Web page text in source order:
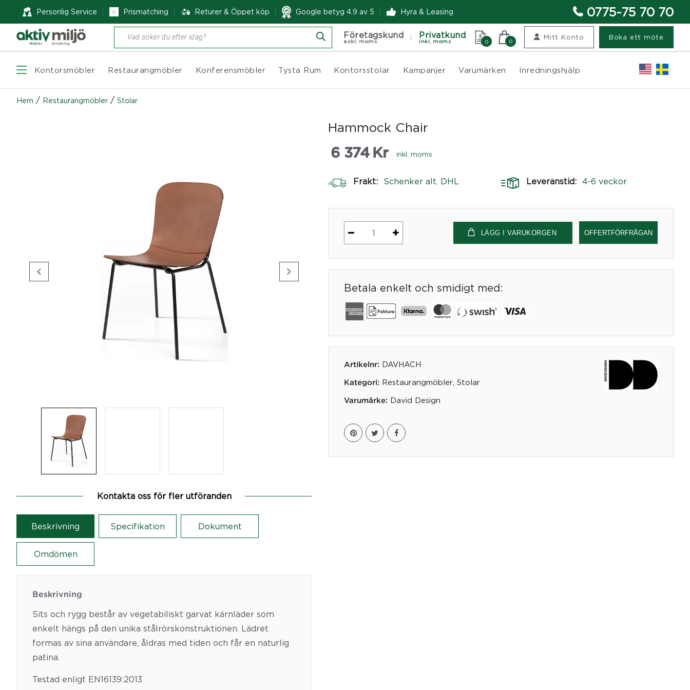
Personlig Service Prismatching Returer & Öppet köp Google betyg 4.9 av 5 Hyra & Leasing 0775-75 70 70
Produktsökning Företagskund
exkl. moms
Privatkund
inkl. moms 0 0
Mitt Konto Boka ett möte
Kontorsmöbler Restaurangmöbler Konferensmöbler Tysta Rum Kontorsstolar Kampanjer Varumärken Inredningshjälp
Hem / Restaurangmöbler / Stolar
Kontakta oss för fler utföranden
Beskrivning Specifikation Dokument
Omdömen
Beskrivning
Sits och rygg består av vegetabiliskt garvat kärnläder som
enkelt hängs på den unika stålrörskonstruktionen. Lädret
formas av sina användare, åldras med tiden och får en naturlig
patina.
Testad enligt EN16139:2013
Hammock Chair
6 374 Kr inkl. moms
Frakt: Schenker alt. DHL Leveranstid: 4-6 veckor
Hammock
LÄGG I VARUKORGEN OFFERTFÖRFRÅGAN
Betala enkelt och smidigt med:
Artikelnr: DAVHACH
Kategori: Restaurangmöbler Stolar
Varumärke: David Design